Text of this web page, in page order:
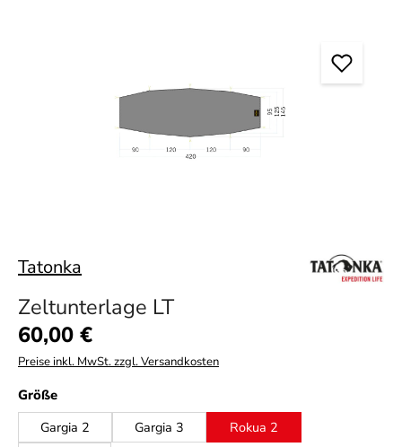
Tatonka
Zeltunterlage LT
Regulärer Preis:
60,00 €
Preise inkl. MwSt. zzgl. Versandkosten
Größeauswählen
Gargia 2
Gargia 3
Rokua 2